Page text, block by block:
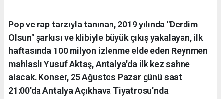
Pop ve rap tarzıyla tanınan, 2019 yılında "Derdim
Olsun" şarkısı ve klibiyle büyük çıkış yakalayan, ilk
haftasında 100 milyon izlenme elde eden Reynmen
mahlaslı Yusuf Aktaş, Antalya'da ilk kez sahne
alacak. Konser, 25 Ağustos Pazar günü saat
21:00'da Antalya Açıkhava Tiyatrosu'nda